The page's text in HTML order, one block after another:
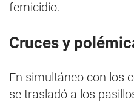
femicidio.
Cruces y
En simultáneo con los
se trasladó a los